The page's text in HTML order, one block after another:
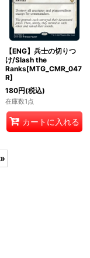
【ENG】兵士の切りつ
け/Slash the
Ranks[MTG_CMR_047
R]
180円(税込)
在庫数1点
カートに入れる
»